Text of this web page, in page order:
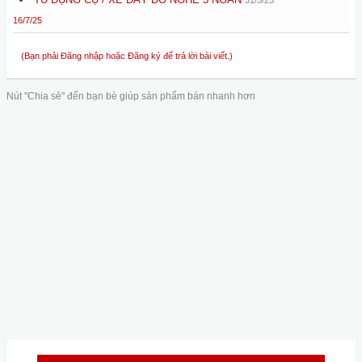
16/7/25
(Bạn phải Đăng nhập hoặc Đăng ký để trả lời bài viết.)
Nút "Chia sẻ" đến bạn bè giúp sản phẩm bán nhanh hơn